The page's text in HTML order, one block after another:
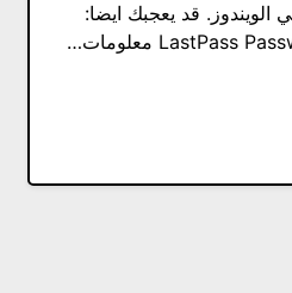
الويندوز. قد يعجبك ايضا: